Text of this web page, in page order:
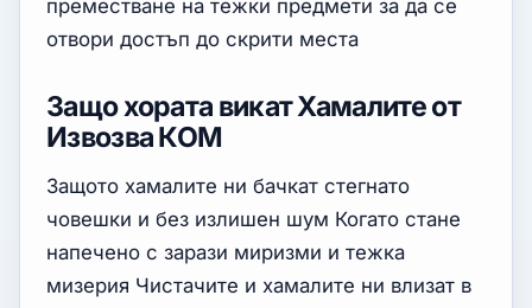
преместване на тежки предмети за да се
отвори достъп до скрити места
Защо хората викат Хамалите от
Извозва КОМ
Защото хамалите ни бачкат стегнато
човешки и без излишен шум Когато стане
напечено с зарази миризми и тежка
мизерия Чистачите и хамалите ни влизат в